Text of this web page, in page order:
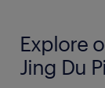
Explore
Jing Du